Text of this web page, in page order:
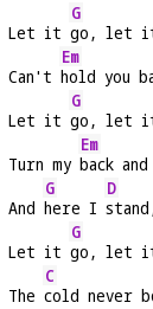
Let it
G
go, let
Can't
Em
hold you
Let it
G
go, let
Turn my
Em
back
And
G
here I
D
Let it
G
go, let
The
C
cold never